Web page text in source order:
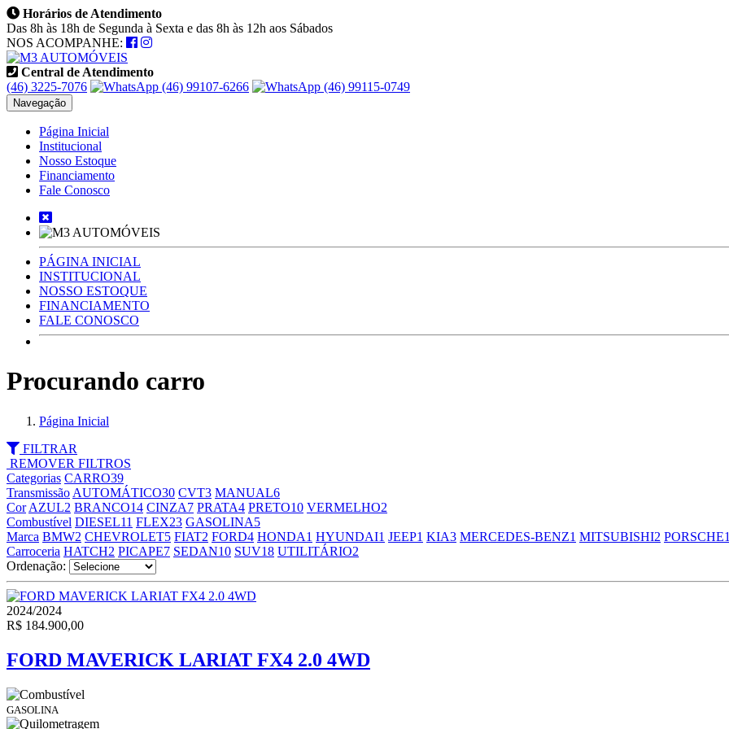
Horários de Atendimento
Das 8h às 18h de Segunda à Sexta e das 8h às 12h aos Sábados
NOS ACOMPANHE:
Central de Atendimento
(46) 3225-7076
(46) 99107-6266 (46) 99115-0749
Navegação
Página Inicial
Institucional
Nosso Estoque
Financiamento
Fale Conosco
PÁGINA INICIAL
INSTITUCIONAL
NOSSO ESTOQUE
FINANCIAMENTO
FALE CONOSCO
Procurando carro
Página Inicial
FILTRAR
REMOVER FILTROS
Categorias CARRO39
Transmissão AUTOMÁTICO30 CVT3 MANUAL6
Cor AZUL2 BRANCO14 CINZA7 PRATA4 PRETO10 VERMELHO2
Combustível DIESEL11 FLEX23 GASOLINA5
Marca BMW2 CHEVROLET5 FIAT2 FORD4 HONDA1 HYUNDAI1 JEEP1 KIA3 MERCEDES-BENZ1 MITSUBISHI2 PORSCHE1
Carroceria HATCH2 PICAPE7 SEDAN10 SUV18 UTILITÁRIO2
Ordenação:
2024/2024
R$ 184.900,00
FORD MAVERICK LARIAT FX4 2.0 4WD
GASOLINA